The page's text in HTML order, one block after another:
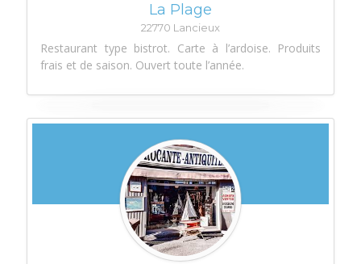
La Plage
22770 Lancieux
Restaurant type bistrot. Carte à l’ardoise. Produits
frais et de saison. Ouvert toute l’année.